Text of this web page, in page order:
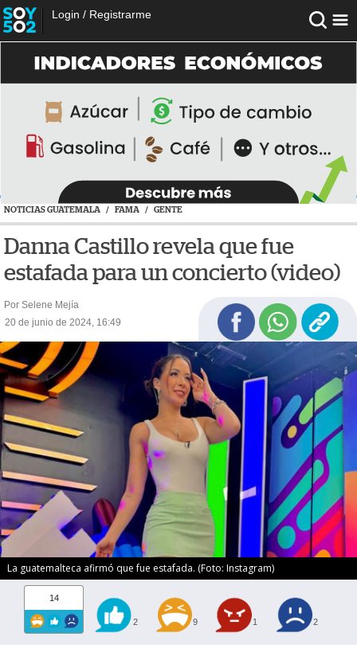
Login / Registrarme
NOTICIAS GUATEMALA / FAMA / GENTE
Danna Castillo revela que fue
estafada para un concierto (video)
Por Selene Mejía
20 de junio de 2024, 16:49
La guatemalteca afirmó que fue estafada. (Foto: Instagram)
14
2 9 1 2